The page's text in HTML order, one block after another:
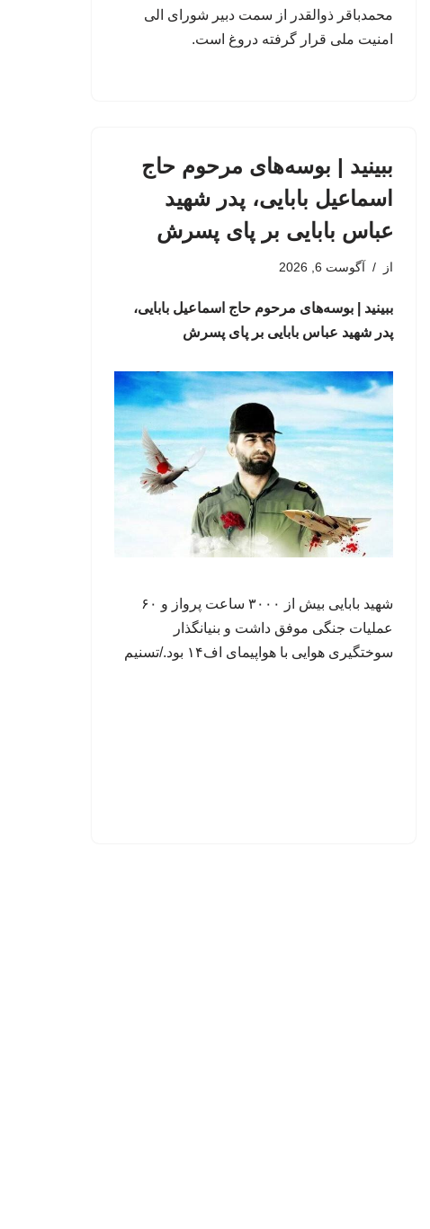
محمدباقر ذوالقدر از سمت دبیر شورای الی
امنیت ملی قرار گرفته دروغ است.
ببینید | بوسه‌های مرحوم حاج
اسماعیل بابایی، پدر شهید
عباس بابایی بر پای پسرش
از آگوست 6, 2026
ببینید | بوسه‌های مرحوم حاج اسماعیل بابایی،
پدر شهید عباس بابایی بر پای پسرش
شهید بابایی بیش از ۳۰۰۰ ساعت پرواز و ۶۰
عملیات جنگی موفق داشت و بنیانگذار
سوختگیری هوایی با هواپیمای اف۱۴ بود./تسنیم